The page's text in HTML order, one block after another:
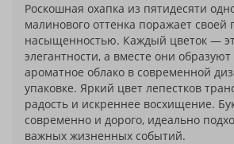
Роскошная охапка из пятидесяти
малинового оттенка поражает своей
насыщенностью. Каждый цветок —
элегантности, а вместе они
ароматное облако в современной
упаковке. Яркий цвет лепестков
радость и искреннее восхищение.
современно и дорого, идеально
важных жизненных событий.